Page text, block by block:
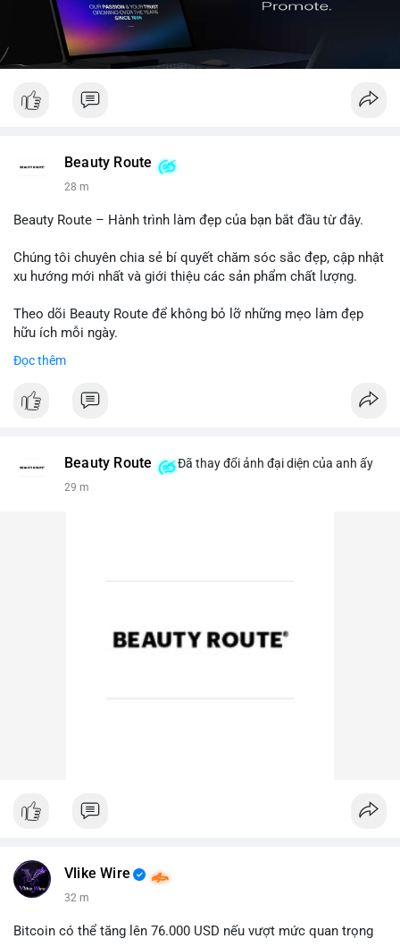
Beauty Route
28 m
Beauty Route – Hành trình làm đẹp của bạn bắt đầu từ đây.
Chúng tôi chuyên chia sẻ bí quyết chăm sóc sắc đẹp, cập nhật
xu hướng mới nhất và giới thiệu các sản phẩm chất lượng.
Theo dõi Beauty Route để không bỏ lỡ những mẹo làm đẹp
hữu ích mỗi ngày.
Đọc thêm
Beauty Route Đã thay đổi ảnh đại diện của anh ấy
29 m
Vlike Wire
32 m
Bitcoin có thể tăng lên 76.000 USD nếu vượt mức quan trọng